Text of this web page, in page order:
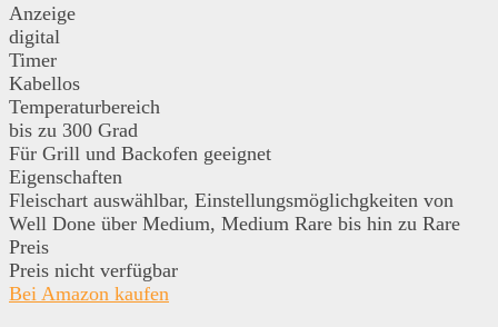
Anzeige
digital
Timer
Kabellos
Temperaturbereich
bis zu 300 Grad
Für Grill und Backofen geeignet
Eigenschaften
Fleischart auswählbar, Einstellungsmöglichgkeiten von
Well Done über Medium, Medium Rare bis hin zu Rare
Preis
Preis nicht verfügbar
Bei Amazon kaufen